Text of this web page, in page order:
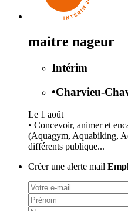
maitre nageur
Intérim
•Charvieu-
Le 1 août
• Concevoir, animer et
(Aquagym, Aquabiking,
différents publique...
Créer une alerte mail